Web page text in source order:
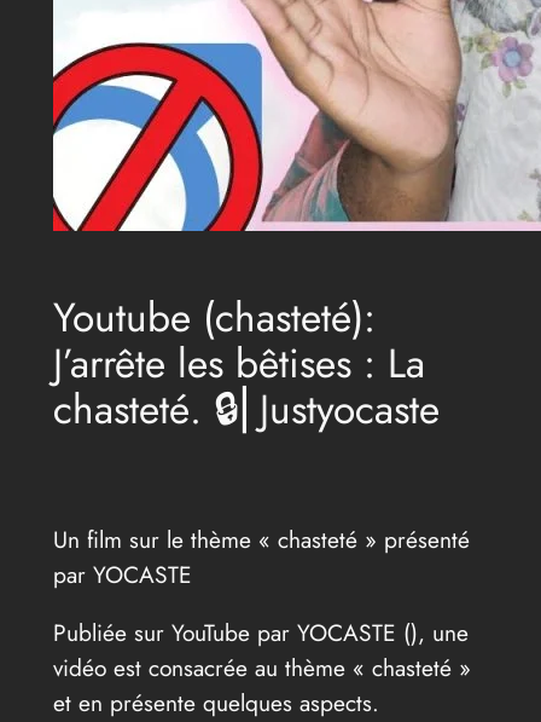
Youtube (chasteté):
J’arrête les bêtises : La
chasteté. 🔒⎢Justyocaste
Un film sur le thème « chasteté » présenté
par YOCASTE
Publiée sur YouTube par YOCASTE (), une
vidéo est consacrée au thème « chasteté »
et en présente quelques aspects.